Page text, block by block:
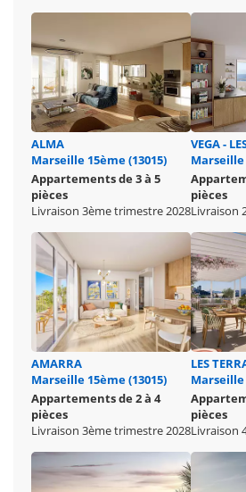
ALMA
Marseille 15ème (13015)
Appartements de 3 à 5
pièces
Livraison 3ème trimestre 2028
VEGA -
Marseille
pièces
Livraison
AMARRA
Marseille 15ème (13015)
Appartements de 2 à 4
pièces
Livraison 3ème trimestre 2028
LES
Marseille
pièces
Livraison